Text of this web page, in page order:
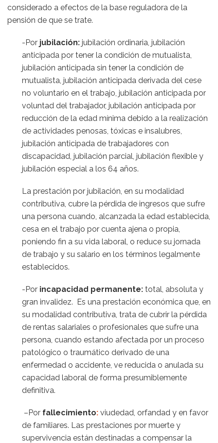
considerado a efectos de la base reguladora de la
pensión de que se trate.
-Por jubilación: jubilación ordinaria, jubilación
anticipada por tener la condición de mutualista,
jubilación anticipada sin tener la condición de
mutualista, jubilación anticipada derivada del cese
no voluntario en el trabajo, jubilación anticipada por
voluntad del trabajador, jubilación anticipada por
reducción de la edad mínima debido a la realización
de actividades penosas, tóxicas e insalubres,
jubilación anticipada de trabajadores con
discapacidad, jubilación parcial, jubilación flexible y
jubilación especial a los 64 años.
La prestación por jubilación, en su modalidad
contributiva, cubre la pérdida de ingresos que sufre
una persona cuando, alcanzada la edad establecida,
cesa en el trabajo por cuenta ajena o propia,
poniendo fin a su vida laboral, o reduce su jornada
de trabajo y su salario en los términos legalmente
establecidos.
-Por incapacidad permanente: total, absoluta y
gran invalidez. Es una prestación económica que, en
su modalidad contributiva, trata de cubrir la pérdida
de rentas salariales o profesionales que sufre una
persona, cuando estando afectada por un proceso
patológico o traumático derivado de una
enfermedad o accidente, ve reducida o anulada su
capacidad laboral de forma presumiblemente
definitiva.
–Por fallecimiento: viudedad, orfandad y en favor
de familiares. Las prestaciones por muerte y
supervivencia están destinadas a compensar la